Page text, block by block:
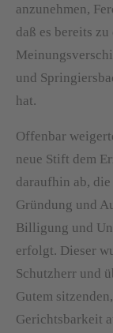
anzunehmen,
daß es bereits
und
hat.
Offenbar
neue Stift dem
daraufhin ab,
Gründung und
Billigung und
erfolgt. Dieser
Schutzherr und
Gutem
Gerichtsbarkeit